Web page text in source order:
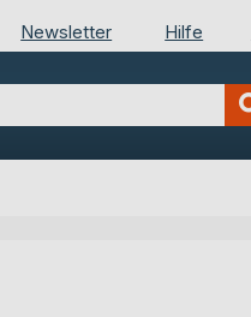
Newsletter Hilfe